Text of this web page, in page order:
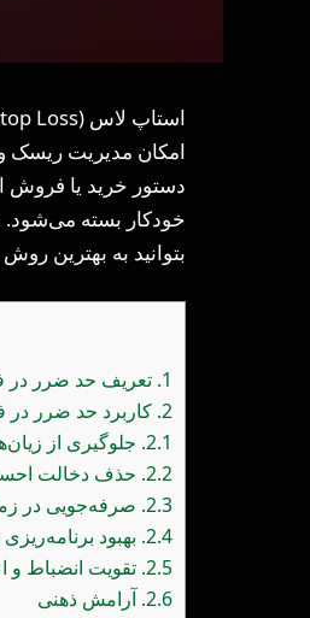
استاپ لاس (Stop Loss) یکی از ابزارهای مهم و کاربردی در معاملات
امکان مدیریت ریسک
دستور خرید یا
خودکار بسته می‌شود.
بتوانید به بهترین
1. تعریف حد ضرر در
2. کاربرد حد ضرر
2.1. جلوگیری از
2.2. حذف دخالت
2.3. صرفه‌جویی در
2.4. بهبود
2.5. تقویت انضباط و
2.6. آرامش ذهنی